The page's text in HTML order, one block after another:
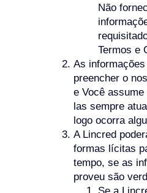
Não
Termos e
As
preencher o
e Você
las sempre
logo ocorra
A Lincred
formas lícitas
tempo, se as
proveu são